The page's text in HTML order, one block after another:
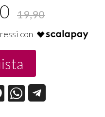
19,90
con